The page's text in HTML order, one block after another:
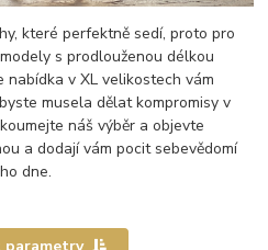
které perfektně sedí, proto pro
s prodlouženou délkou
v XL velikostech vám
musela dělat kompromisy v
náš výběr a objevte
a dodají vám pocit sebevědomí
dne.